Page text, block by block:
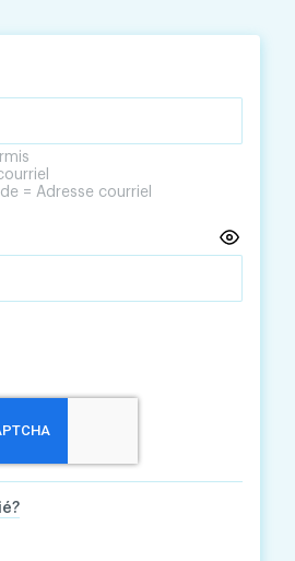
= Adresse courriel